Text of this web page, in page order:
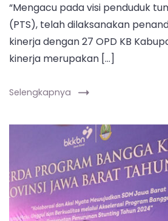
“Mengacu pada visi penduduk
(PTS), telah dilaksanakan
kinerja dengan 27 OPD KB
kinerja merupakan […]
Selengkapnya
Pemerintahan
dan
Kesejahteraan